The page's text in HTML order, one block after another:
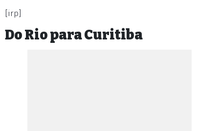
[irp]
Do Rio para Curitiba